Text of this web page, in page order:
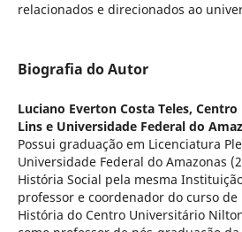
relacionados e direcionados ao
Biografia do Autor
Luciano Everton Costa Teles,
Lins e Universidade Federal do
Possui graduação em Licenciatura
Universidade Federal do Amazonas
História Social pela mesma
professor e coordenador do curso de
História do Centro Universitário